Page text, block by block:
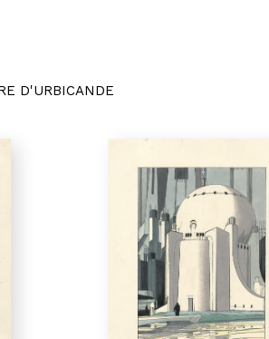
D'URBICANDE